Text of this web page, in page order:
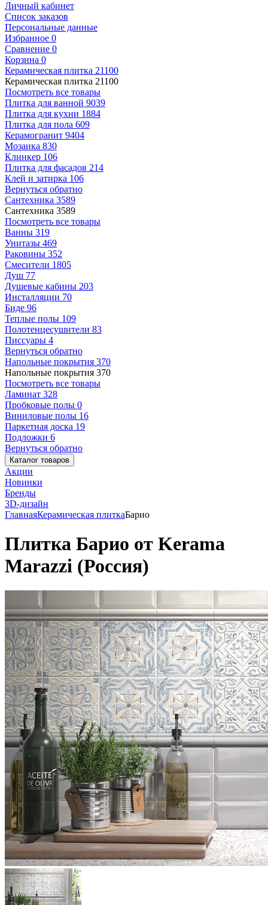
Личный кабинет
Список заказов
Персональные данные
Избранное 0
Сравнение 0
Корзина 0
Керамическая плитка 21100
Керамическая плитка 21100
Посмотреть все товары
Плитка для ванной 9039
Плитка для кухни 1884
Плитка для пола 609
Керамогранит 9404
Мозаика 830
Клинкер 106
Плитка для фасадов 214
Клей и затирка 106
Вернуться обратно
Сантехника 3589
Сантехника 3589
Посмотреть все товары
Ванны 319
Унитазы 469
Раковины 352
Смесители 1805
Душ 77
Душевые кабины 203
Инсталляции 70
Биде 96
Теплые полы 109
Полотенцесушители 83
Писсуары 4
Вернуться обратно
Напольные покрытия 370
Напольные покрытия 370
Посмотреть все товары
Ламинат 328
Пробковые полы 0
Виниловые полы 16
Паркетная доска 19
Подложки 6
Вернуться обратно
Каталог товаров
Акции
Новинки
Бренды
3D-дизайн
ГлавнаяКерамическая плиткаБарио
Плитка Барио от Kerama
Marazzi (Россия)